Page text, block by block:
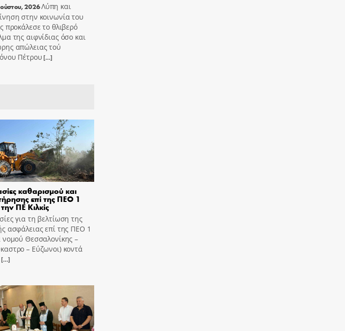
2026Λύπη και
στην κοινωνία του
προκάλεσε το θλιβερό
της αιφνίδιας όσο και
απώλειας τού
Πέτρου[…]
καθαρισμού και
επί της ΠΕΟ 1
ΠΕ Κιλκίς
για τη βελτίωση της
ασφάλειας επί της ΠΕΟ 1
νομού Θεσσαλονίκης –
– Εύζωνοι) κοντά
[…]